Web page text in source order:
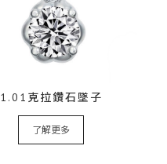
1.01克拉鑽石墜子
了解更多